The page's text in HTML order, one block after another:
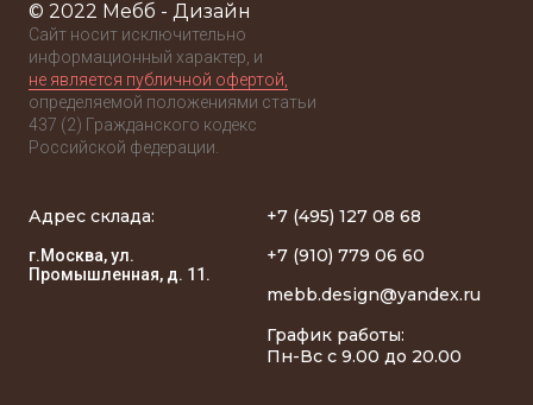
© 2022 Мебб - Дизайн
Сайт носит исключительно
информационный характер, и
не является публичной офертой,
определяемой положениями статьи
437 (2) Гражданского кодекс
Российской федерации.
Адрес склада:
г.Москва, ул.
Промышленная, д. 11.
+7 (495) 127 08 68
+7 (910) 779 06 60
mebb.design@yandex.ru
График работы:
Пн-Вс с 9.00 до 20.00